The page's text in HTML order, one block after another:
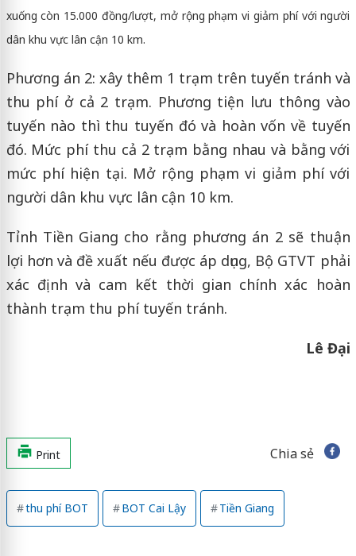
xuống còn 15.000 đồng/lượt, mở rộng phạm vi giảm phí với người
dân khu vực lân cận 10 km.
Phương án 2: xây thêm 1 trạm trên tuyến tránh và
thu phí ở cả 2 trạm. Phương tiện lưu thông vào
tuyến nào thì thu tuyến đó và hoàn vốn về tuyến
đó. Mức phí thu cả 2 trạm bằng nhau và bằng với
mức phí hiện tại. Mở rộng phạm vi giảm phí với
người dân khu vực lân cận 10 km.
Tỉnh Tiền Giang cho rằng phương án 2 sẽ thuận
lợi hơn và đề xuất nếu được áp dụng, Bộ GTVT phải
xác định và cam kết thời gian chính xác hoàn
thành trạm thu phí tuyến tránh.
Lê Đại
Print Chia sẻ
thu phí BOT BOT Cai Lậy Tiền Giang